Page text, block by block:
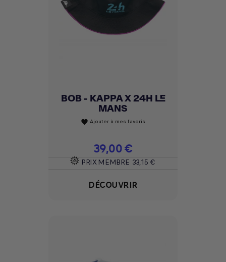
BOB - KAPPA X 24H LE
MANS
favorite Ajouter à mes favoris
Prix
39,00 €
PRIX MEMBRE 33,15 €
DÉCOUVRIR